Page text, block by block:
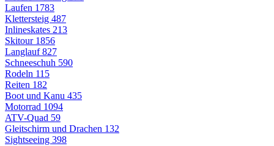
Laufen 1783
Klettersteig 487
Inlineskates 213
Skitour 1856
Langlauf827
Schneeschuh 590
Rodeln 115
Reiten 182
Boot und Kanu 435
Motorrad 1094
ATV-Quad 59
Gleitschirm und Drachen 132
Sightseeing 398